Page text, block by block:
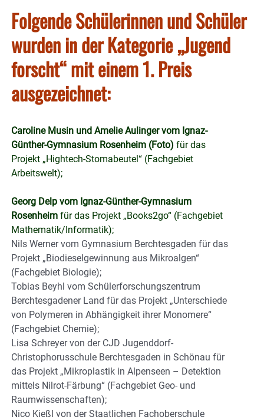
Folgende Schülerinnen und Schüler
wurden in der Kategorie „Jugend
forscht“ mit einem 1. Preis
ausgezeichnet:
Caroline Musin und Amelie Aulinger vom Ignaz-
Günther-Gymnasium Rosenheim (Foto) für das
Projekt „Hightech-Stomabeutel“ (Fachgebiet
Arbeitswelt);
Georg Delp vom Ignaz-Günther-Gymnasium
Rosenheim für das Projekt „Books2go“ (Fachgebiet
Mathematik/Informatik);
Nils Werner vom Gymnasium Berchtesgaden für das
Projekt „Biodieselgewinnung aus Mikroalgen“
(Fachgebiet Biologie);
Tobias Beyhl vom Schülerforschungszentrum
Berchtesgadener Land für das Projekt „Unterschiede
von Polymeren in Abhängigkeit ihrer Monomere“
(Fachgebiet Chemie);
Lisa Schreyer von der CJD Jugenddorf-
Christophorusschule Berchtesgaden in Schönau für
das Projekt „Mikroplastik in Alpenseen – Detektion
mittels Nilrot-Färbung“ (Fachgebiet Geo- und
Raumwissenschaften);
Nico Kießl von der Staatlichen Fachoberschule